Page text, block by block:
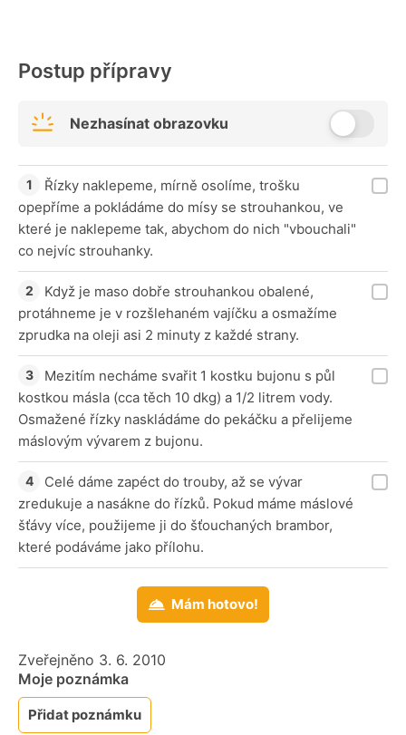
Postup přípravy
Nezhasínat obrazovku
Řízky naklepeme, mírně osolíme, trošku
opepříme a pokládáme do mísy se strouhankou, ve
které je naklepeme tak, abychom do nich "vbouchali"
co nejvíc strouhanky.
Když je maso dobře strouhankou obalené,
protáhneme je v rozšlehaném vajíčku a osmažíme
zprudka na oleji asi 2 minuty z každé strany.
Mezitím necháme svařit 1 kostku bujonu s půl
kostkou másla (cca těch 10 dkg) a 1/2 litrem vody.
Osmažené řízky naskládáme do pekáčku a přelijeme
máslovým vývarem z bujonu.
Celé dáme zapéct do trouby, až se vývar
zredukuje a nasákne do řízků. Pokud máme máslové
šťávy více, použijeme ji do šťouchaných brambor,
které podáváme jako přílohu.
Mám hotovo!
Zveřejněno 3. 6. 2010
Moje poznámka
Přidat poznámku